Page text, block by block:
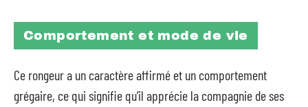
Comportement et mode de vie
Ce rongeur a un caractère affirmé et un comportement
grégaire, ce qui signifie qu’il apprécie la compagnie de ses